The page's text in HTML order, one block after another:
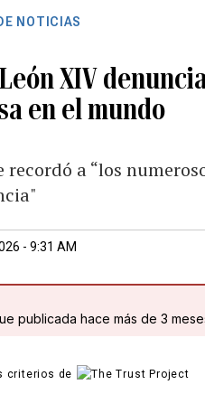
NOTICIAS
XIV
en el mundo
recordó a “los
- 9:31 AM
publicada hace más de 3
criterios de